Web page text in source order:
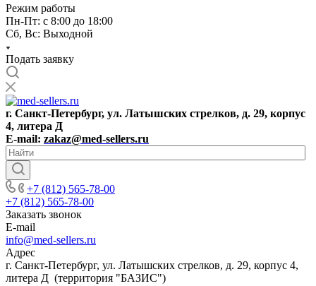
Режим работы
Пн-Пт: с 8:00 до 18:00
Сб, Вс: Выходной
Подать заявку
г. Санкт-Петербург, ул. Латышских стрелков, д. 29, корпус
4, литера Д
E-mail: zakaz@med-sellers.ru
+7 (812) 565-78-00
+7 (812) 565-78-00
Заказать звонок
E-mail
info@med-sellers.ru
Адрес
г. Санкт-Петербург, ул. Латышских стрелков, д. 29, корпус 4,
литера Д (территория "БАЗИС")